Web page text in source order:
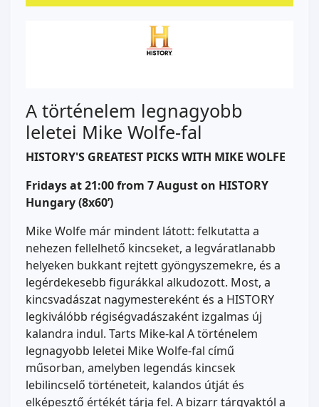
A történelem legnagyobb
leletei Mike Wolfe-fal
HISTORY'S GREATEST PICKS WITH MIKE WOLFE
Fridays at 21:00 from 7 August on HISTORY
Hungary (8x60’)
Mike Wolfe már mindent látott: felkutatta a
nehezen fellelhető kincseket, a legváratlanabb
helyeken bukkant rejtett gyöngyszemekre, és a
legérdekesebb figurákkal alkudozott. Most, a
kincsvadászat nagymestereként és a HISTORY
legkiválóbb régiségvadászaként izgalmas új
kalandra indul. Tarts Mike-kal A történelem
legnagyobb leletei Mike Wolfe-fal című
műsorban, amelyben legendás kincsek
lebilincselő történeteit, kalandos útját és
elképesztő értékét tárja fel. A bizarr tárgyaktól a